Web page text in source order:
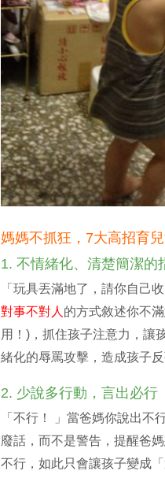
媽媽不抓狂，7大高招育
1. 不情緒化、清楚簡潔的
「玩具丟滿地了，請你自己
對事不對人的方式敘述你不
用！)，抓住孩子注意力，讓
緒化的辱罵攻擊，造成孩子反
2. 少說多行動，言出必行
「不行！ 」當爸媽你說出
廢話，而不是警告，提醒爸
不行，如此只會讓孩子變成